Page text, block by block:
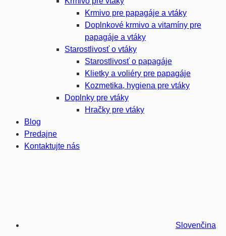
Krmivo pre papagáje a vtáky
Doplnkové krmivo a vitamíny pre
papagáje a vtáky
Starostlivosť o vtáky
Starostlivosť o papagáje
Klietky a voliéry pre papagáje
Kozmetika, hygiena pre vtáky
Doplnky pre vtáky
Hračky pre vtáky
Blog
Predajne
Kontaktujte nás
Slovenčina